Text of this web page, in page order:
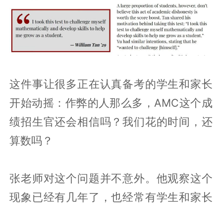
这件事让很多正在认真备考的学生和家长
开始动摇：作弊的人那么多，AMC这个成
绩招生官还会相信吗？我们花的时间，还
算数吗？
张老师对这个问题并不意外。他观察这个
现象已经有几年了，也经常有学生和家长